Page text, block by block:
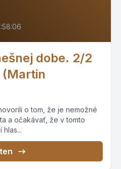
dobe. 2/2
o tom, že je nemožné
a očakávať, že v tomto